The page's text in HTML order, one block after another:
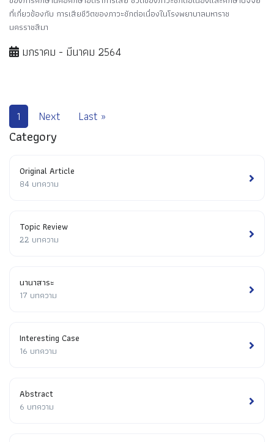
ที่เกี่ยวข้องกับ การเสียชีวิตของภาวะชักต่อเนื่องในโรงพยาบาลมหาราช
นครราชสีมา
มกราคม - มีนาคม 2564
1 Next Last »
Category
Original Article
84 บทความ
Topic Review
22 บทความ
นานาสาระ
17 บทความ
Interesting Case
16 บทความ
Abstract
6 บทความ